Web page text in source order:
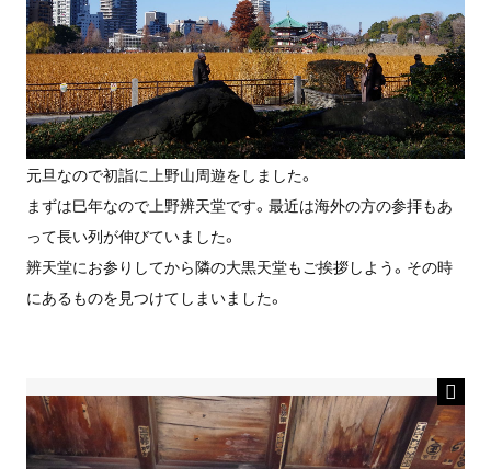
元旦なので初詣に上野山周遊をしました。
まずは巳年なので上野辨天堂です。最近は海外の方の参拝もあ
って長い列が伸びていました。
辨天堂にお参りしてから隣の大黒天堂もご挨拶しよう。その時
にあるものを見つけてしまいました。